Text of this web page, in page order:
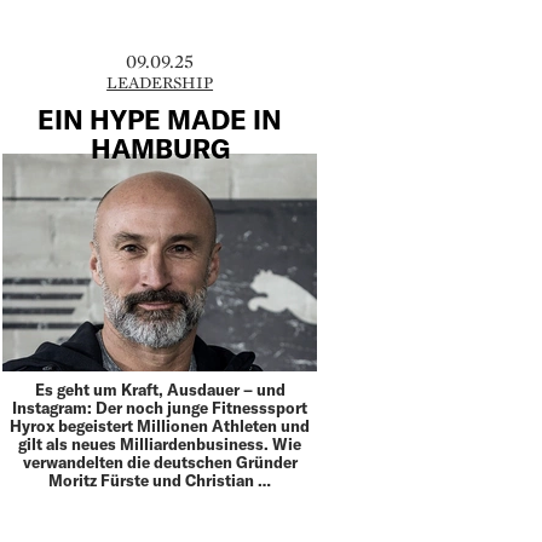
09.09.25
LEADERSHIP
EIN HYPE MADE IN
HAMBURG
Es geht um Kraft, Ausdauer – und
Instagram: Der noch junge Fitnesssport
Hyrox begeistert Millionen Athleten und
gilt als neues Milliardenbusiness. Wie
verwandelten die deutschen Gründer
Moritz Fürste und Christian …